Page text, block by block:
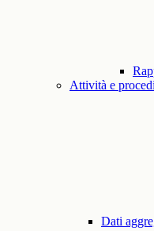
Attività e
Dati